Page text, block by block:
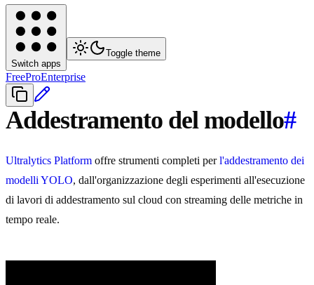
Switch apps
Toggle theme
FreeProEnterprise
Addestramento del modello#
Ultralytics Platform offre strumenti completi perl'addestramento dei
modelli YOLO, dall'organizzazione degli esperimenti all'esecuzione
di lavori di addestramento sul cloud con streaming delle metriche in
tempo reale.